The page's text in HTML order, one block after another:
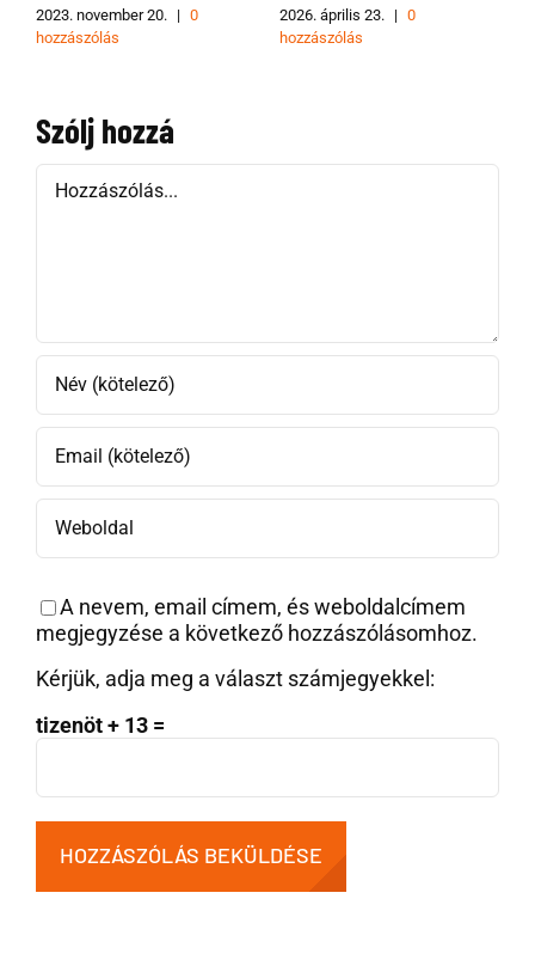
2023. november 20. | 0
hozzászólás
2026. április 23. | 0
hozzászólás
Szólj hozzá
Hozzászólás
A nevem, email címem, és weboldalcímem
megjegyzése a következő hozzászólásomhoz.
Kérjük, adja meg a választ számjegyekkel:
tizenöt + 13 =